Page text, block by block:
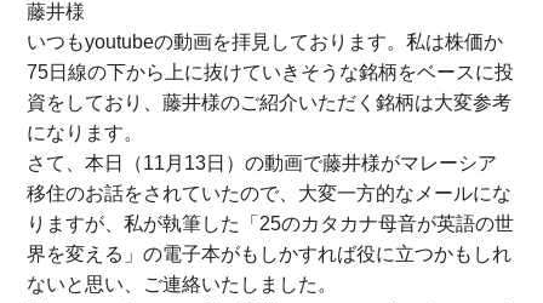
藤井様
いつもyoutubeの動画を拝見しております。私は株価か
75日線の下から上に抜けていきそうな銘柄をベースに投
資をしており、藤井様のご紹介いただく銘柄は大変参考
になります。
さて、本日（11月13日）の動画で藤井様がマレーシア
移住のお話をされていたので、大変一方的なメールにな
りますが、私が執筆した「25のカタカナ母音が英語の世
界を変える」の電子本がもしかすれば役に立つかもしれ
ないと思い、ご連絡いたしました。